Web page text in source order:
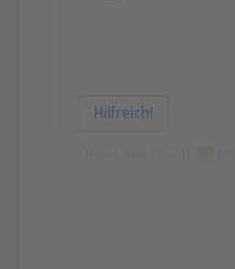
Hilfreich!